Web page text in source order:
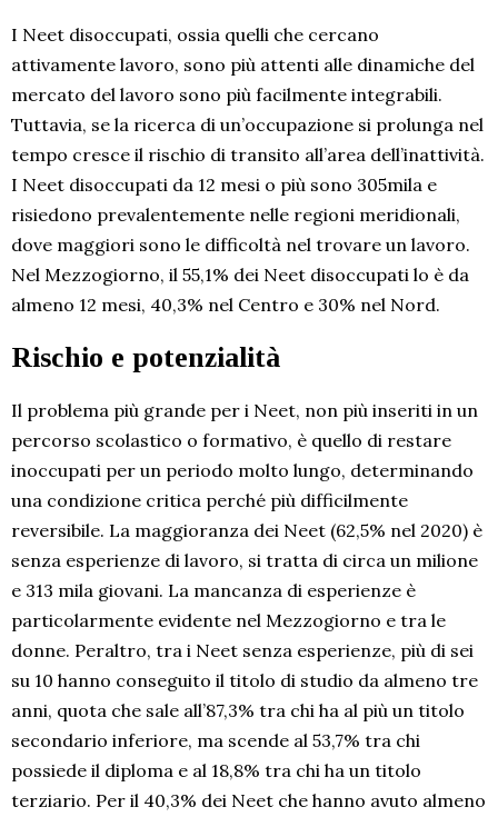
I Neet disoccupati, ossia quelli che cercano
attivamente lavoro, sono più attenti alle dinamiche del
mercato del lavoro sono più facilmente integrabili.
Tuttavia, se la ricerca di un’occupazione si prolunga nel
tempo cresce il rischio di transito all’area dell’inattività.
I Neet disoccupati da 12 mesi o più sono 305mila e
risiedono prevalentemente nelle regioni meridionali,
dove maggiori sono le difficoltà nel trovare un lavoro.
Nel Mezzogiorno, il 55,1% dei Neet disoccupati lo è da
almeno 12 mesi, 40,3% nel Centro e 30% nel Nord.
Rischio e potenzialità
Il problema più grande per i Neet, non più inseriti in un
percorso scolastico o formativo, è quello di restare
inoccupati per un periodo molto lungo, determinando
una condizione critica perché più difficilmente
reversibile. La maggioranza dei Neet (62,5% nel 2020) è
senza esperienze di lavoro, si tratta di circa un milione
e 313 mila giovani. La mancanza di esperienze è
particolarmente evidente nel Mezzogiorno e tra le
donne. Peraltro, tra i Neet senza esperienze, più di sei
su 10 hanno conseguito il titolo di studio da almeno tre
anni, quota che sale all’87,3% tra chi ha al più un titolo
secondario inferiore, ma scende al 53,7% tra chi
possiede il diploma e al 18,8% tra chi ha un titolo
terziario. Per il 40,3% dei Neet che hanno avuto almeno